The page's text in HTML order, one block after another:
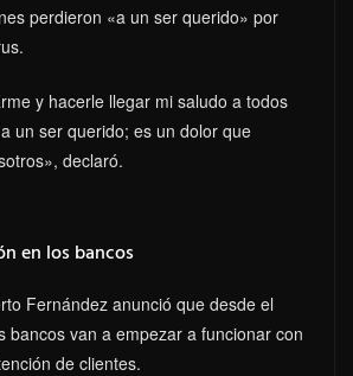
perdieron «a un ser querido» por
y hacerle llegar mi saludo a todos
un ser querido; es un dolor que
declaró.
en los bancos
Fernández anunció que desde el
bancos van a empezar a funcionar con
de clientes.